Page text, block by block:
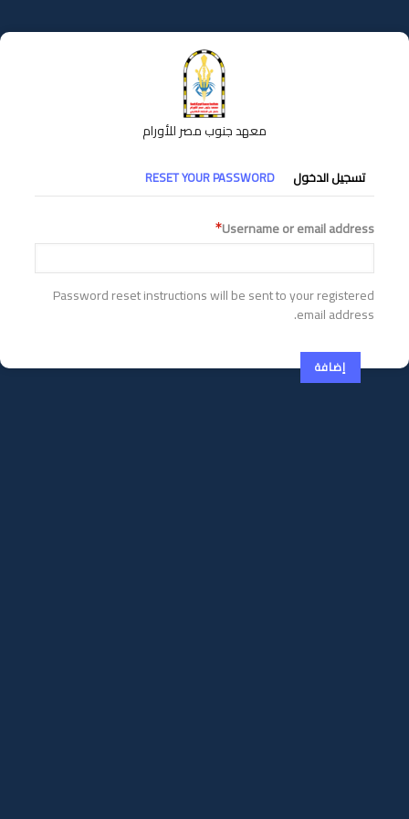
إلى
المحتوى
معهد جنوب مصر للأورام
التبويبات
الأساسية
تسجيل الدخول RESET YOUR PASSWORD
Username or email address
Password reset instructions will be sent to your registered
email address.